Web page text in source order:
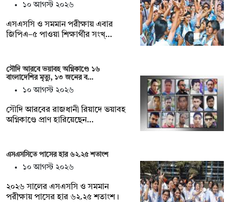
১০ আগস্ট ২০২৬
এসএসসি ও সমমান পরীক্ষায় এবার
জিপিএ–৫ পাওয়া শিক্ষার্থীর সংখ্…
সৌদি আরবে ভয়াবহ অগ্নিকাণ্ডে ১৬
বাংলাদেশির মৃত্যু, ১৩ জনের ব…
১০ আগস্ট ২০২৬
সৌদি আরবের রাজধানী রিয়াদে ভয়াবহ
অগ্নিকাণ্ডে প্রাণ হারিয়েছেন…
এসএসসিতে পাসের হার ৬২.২৫ শতাংশ
১০ আগস্ট ২০২৬
২০২৬ সালের এসএসসি ও সমমান
পরীক্ষায় পাসের হার ৬২.২৫ শতাংশ।